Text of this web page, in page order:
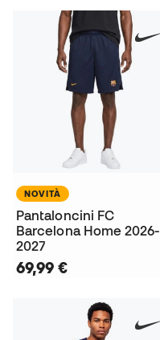
NOVITÀ
Pantaloncini FC
Barcelona Home 2026-
2027
69,99 €